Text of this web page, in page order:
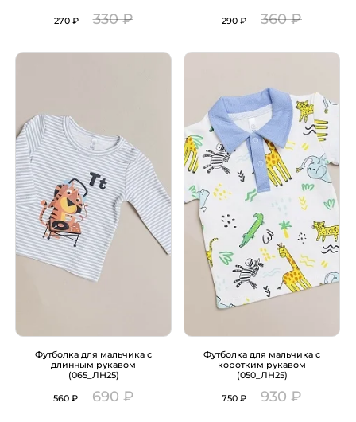
270 ₽ 330 ₽ 290 ₽ 360 ₽
Футболка для мальчика с
длинным рукавом
(065_ЛН25)
560 ₽ 690 ₽
Футболка для мальчика с
коротким рукавом
(050_ЛН25)
750 ₽ 930 ₽